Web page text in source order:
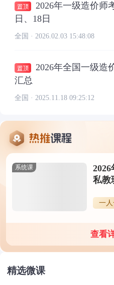
2026年一级造价师
日、18日
全国 · 2026.02.03 15:48:08
2026年全国一级造
汇总
全国 · 2025.11.18 09:25:12
系统课
私教
一
查看
精选微课